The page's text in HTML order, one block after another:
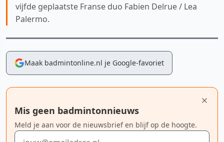
vijfde geplaatste Franse duo Fabien Delrue / Lea
Palermo.
Maak badmintonline.nl je Google-favoriet
Mis geen badmintonnieuws
Meld je aan voor de nieuwsbrief en blijf op de hoogte.
E-mailadres